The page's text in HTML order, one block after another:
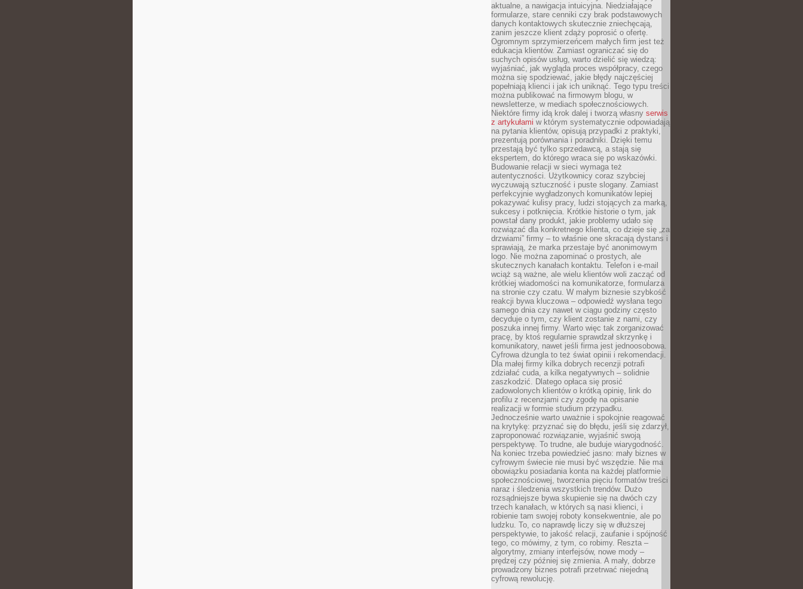
aktualne, a nawigacja intuicyjna. Niedziałające
formularze, stare cenniki czy brak podstawowych
danych kontaktowych skutecznie zniechęcają,
zanim jeszcze klient zdąży poprosić o ofertę.
Ogromnym sprzymierzeńcem małych firm jest też
edukacja klientów. Zamiast ograniczać się do
suchych opisów usług, warto dzielić się wiedzą:
wyjaśniać, jak wygląda proces współpracy, czego
można się spodziewać, jakie błędy najczęściej
popełniają klienci i jak ich uniknąć. Tego typu treści
można publikować na firmowym blogu, w
newsletterze, w mediach społecznościowych.
Niektóre firmy idą krok dalej i tworzą własny serwis
z artykułami w którym systematycznie odpowiadają
na pytania klientów, opisują przypadki z praktyki,
prezentują porównania i poradniki. Dzięki temu
przestają być tylko sprzedawcą, a stają się
ekspertem, do którego wraca się po wskazówki.
Budowanie relacji w sieci wymaga też
autentyczności. Użytkownicy coraz szybciej
wyczuwają sztuczność i puste slogany. Zamiast
perfekcyjnie wygładzonych komunikatów lepiej
pokazywać kulisy pracy, ludzi stojących za marką,
sukcesy i potknięcia. Krótkie historie o tym, jak
powstał dany produkt, jakie problemy udało się
rozwiązać dla konkretnego klienta, co dzieje się „za
drzwiami” firmy – to właśnie one skracają dystans i
sprawiają, że marka przestaje być anonimowym
logo. Nie można zapominać o prostych, ale
skutecznych kanałach kontaktu. Telefon i e-mail
wciąż są ważne, ale wielu klientów woli zacząć od
krótkiej wiadomości na komunikatorze, formularza
na stronie czy czatu. W małym biznesie szybkość
reakcji bywa kluczowa – odpowiedź wysłana tego
samego dnia czy nawet w ciągu godziny często
decyduje o tym, czy klient zostanie z nami, czy
poszuka innej firmy. Warto więc tak zorganizować
pracę, by ktoś regularnie sprawdzał skrzynkę i
komunikatory, nawet jeśli firma jest jednoosobowa.
Cyfrowa dżungla to też świat opinii i rekomendacji.
Dla małej firmy kilka dobrych recenzji potrafi
zdziałać cuda, a kilka negatywnych – solidnie
zaszkodzić. Dlatego opłaca się prosić
zadowolonych klientów o krótką opinię, link do
profilu z recenzjami czy zgodę na opisanie
realizacji w formie studium przypadku.
Jednocześnie warto uważnie i spokojnie reagować
na krytykę: przyznać się do błędu, jeśli się zdarzył,
zaproponować rozwiązanie, wyjaśnić swoją
perspektywę. To trudne, ale buduje wiarygodność.
Na koniec trzeba powiedzieć jasno: mały biznes w
cyfrowym świecie nie musi być wszędzie. Nie ma
obowiązku posiadania konta na każdej platformie
społecznościowej, tworzenia pięciu formatów treści
naraz i śledzenia wszystkich trendów. Dużo
rozsądniejsze bywa skupienie się na dwóch czy
trzech kanałach, w których są nasi klienci, i
robienie tam swojej roboty konsekwentnie, ale po
ludzku. To, co naprawdę liczy się w dłuższej
perspektywie, to jakość relacji, zaufanie i spójność
tego, co mówimy, z tym, co robimy. Reszta –
algorytmy, zmiany interfejsów, nowe mody –
prędzej czy później się zmienia. A mały, dobrze
prowadzony biznes potrafi przetrwać niejedną
cyfrową rewolucję.